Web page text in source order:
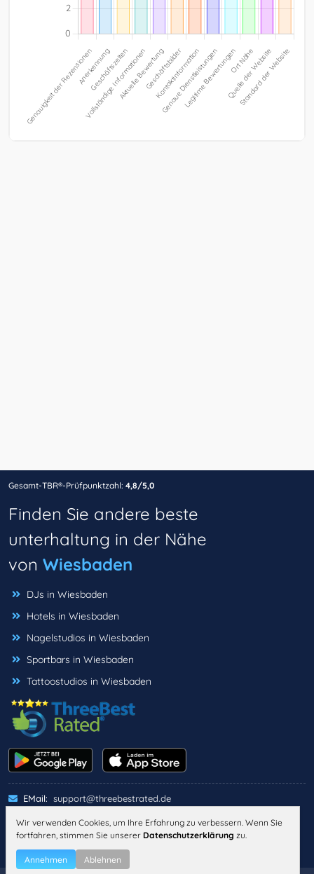
Gesamt-TBR®-Prüfpunktzahl: 4,8/5,0
Finden Sie andere beste
unterhaltung in der Nähe
von Wiesbaden
DJs in Wiesbaden
Hotels in Wiesbaden
Nagelstudios in Wiesbaden
Sportbars in Wiesbaden
Tattoostudios in Wiesbaden
EMail: support@threebestrated.de
IMPRESSUM
DATENSCHUTZ
Wir verwenden Cookies, um Ihre Erfahrung zu verbessern. Wenn Sie
fortfahren, stimmen Sie unserer Datenschutzerklärung zu.
Annehmen Ablehnen